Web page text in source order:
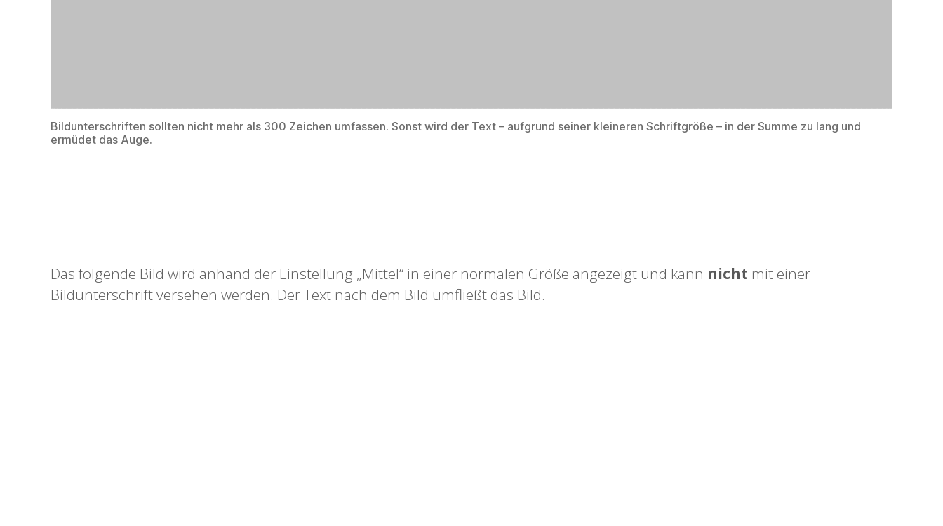
Bildunterschriften sollten nicht mehr als 300 Zeichen umfassen. Sonst wird der Text – aufgrund seiner kleineren Schriftgröße – in der Summe zu lang und
ermüdet das Auge.
Das folgende Bild wird anhand der Einstellung „Mittel“ in einer normalen Größe angezeigt und kann nicht mit einer
Bildunterschrift versehen werden. Der Text nach dem Bild umfließt das Bild.